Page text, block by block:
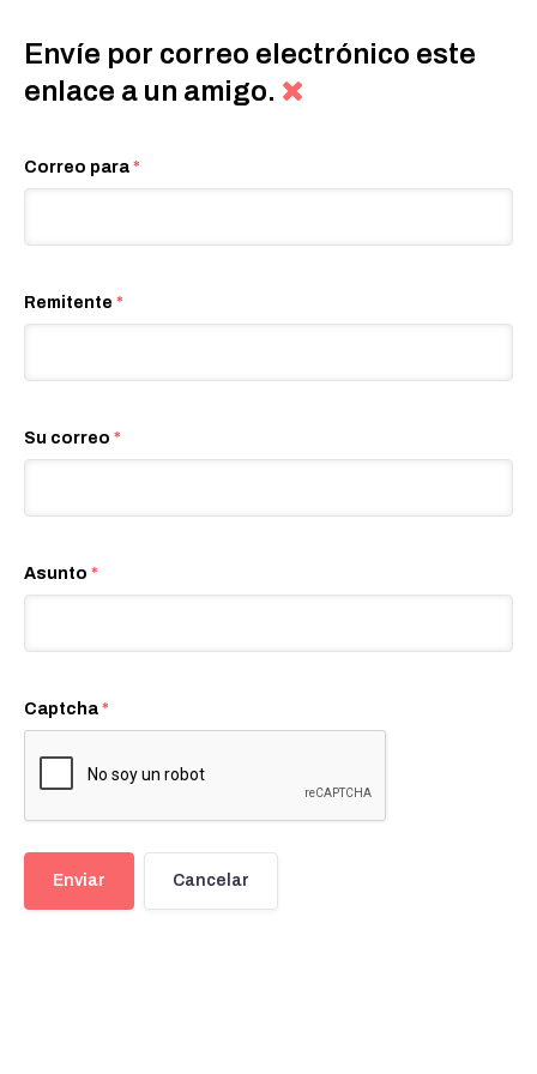
Envíe por correo electrónico este
enlace a un amigo.
Correo para *
Remitente *
Su correo *
Asunto *
Captcha *
Enviar Cancelar